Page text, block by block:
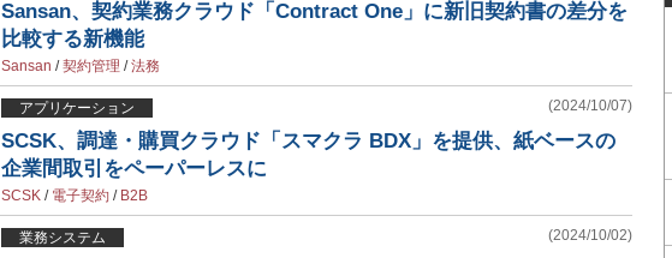
Sansan、契約業務クラウド「Contract One」に新旧契約書の差分を
比較する新機能
Sansan /契約管理 /法務
アプリケーション (2024/10/07)
SCSK、調達・購買クラウド「スマクラ BDX」を提供、紙ベースの
企業間取引をペーパーレスに
SCSK / 電子契約 / B2B
業務システム (2024/10/02)